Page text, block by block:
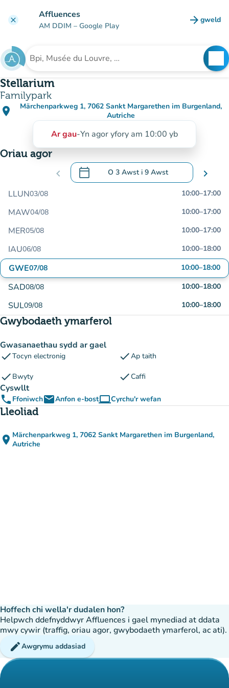
clear Affluences
AM DDIM – Google Play arrow_forward gweld
(tab
Chwilio am sefydliad
Stellarium
Familypark
place
Märchenparkweg 1, 7062 Sankt Margarethen im Burgenland,
Autriche
(agor yn Google Maps)
(tab newydd)
Ar gau-Yn agor yfory am 10:00 yb
Oriau agor
chevron_left calendar_today O 3 Awst i 9 Awst
.Agor y calendr i newid dyddiadau chevron_right
LLUN03/08 10:00–17:00
MAW04/08 10:00–17:00
MER05/08 10:00–17:00
IAU06/08 10:00–18:00
GWE07/08 10:00–18:00
SAD08/08 10:00–18:00
SUL09/08 10:00–18:00
Gwybodaeth ymarferol
Gwasanaethau sydd ar gael
checkTocyn electronig checkAp taith
check Bwyty checkCaffi
Cyswllt
phone FfoniwchemailAnfon e-bostcomputerCyrchu'r wefan
(tab newydd)
Lleoliad
place Märchenparkweg 1, 7062 Sankt Margarethen im Burgenland,
Autriche
Hoffech chi wella'r dudalen hon?
Helpwch ddefnyddwyr Affluences i gael mynediad at ddata
mwy cywir (traffig, oriau agor, gwybodaeth ymarferol, ac ati).
editAwgrymu addasiad